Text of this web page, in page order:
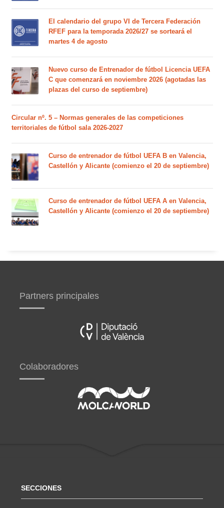
El calendario del grupo VI de Tercera Federación
RFEF para la temporada 2026/27 se sorteará el
martes 4 de agosto
Nuevo curso de Entrenador de fútbol Licencia UEFA
C que comenzará en noviembre 2026 (agotadas las
plazas del curso de septiembre)
Circular nº. 5 – Normas generales de las competiciones
territoriales de fútbol sala 2026-2027
Curso de entrenador de fútbol UEFA B en Valencia,
Castellón y Alicante (comienzo el 20 de septiembre)
Curso de entrenador de fútbol UEFA A en Valencia,
Castellón y Alicante (comienzo el 20 de septiembre)
Partners principales
Colaboradores
SECCIONES